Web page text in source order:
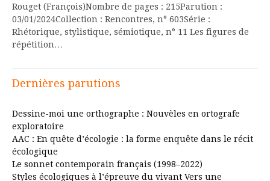
Rouget (François)Nombre de pages : 215Parution :
03/01/2024Collection : Rencontres, n° 603Série :
Rhétorique, stylistique, sémiotique, n° 11 Les figures de
répétition…
Dernières parutions
Dessine-moi une orthographe : Nouvèles en ortografe
exploratoire
AAC : En quête d’écologie : la forme enquête dans le récit
écologique
Le sonnet contemporain français (1998–2022)
Styles écologiques à l’épreuve du vivant Vers une